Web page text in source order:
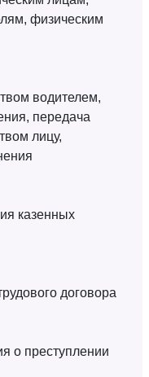
физическим
водителем,
передача
лицу,
казенных
договора
о преступлении